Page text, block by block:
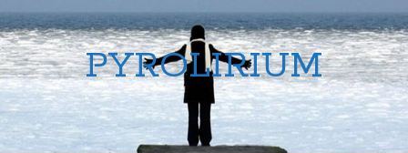
PYROLIRIUM